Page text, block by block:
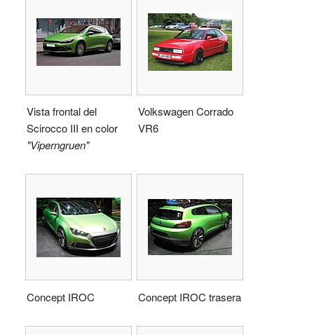
Vista frontal del
Scirocco III en color
"Viperngruen"
Volkswagen Corrado
VR6
Concept IROC Concept IROC trasera